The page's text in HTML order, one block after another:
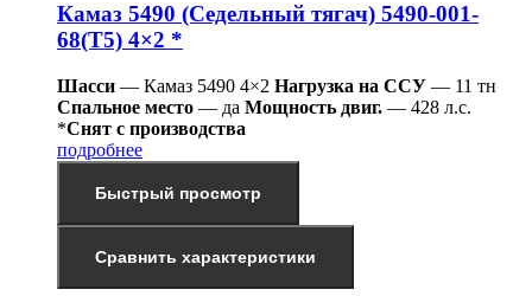
Камаз 5490 (Седельный тягач) 5490-001-
68(Т5) 4×2 *
Шасси — Камаз 5490 4×2 Нагрузка на ССУ — 11 тн
Спальное место — да Мощность двиг. — 428 л.с.
*Снят с производства
подробнее
Быстрый просмотр
Сравнить характеристики